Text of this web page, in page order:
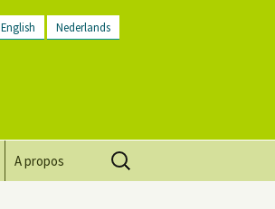
English Nederlands
A propos
Rechercher :